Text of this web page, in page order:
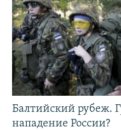
Балтийский рубеж.
нападение России?